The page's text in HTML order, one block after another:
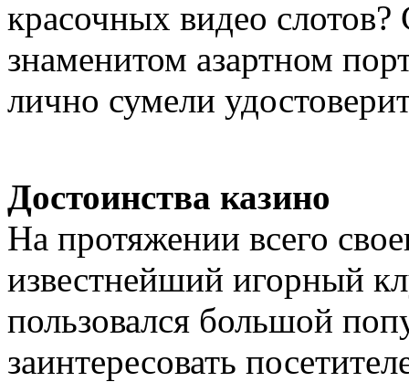
красочных видео
знаменитом азартном
лично сумели
Достоинства казино
На протяжении всего
известнейший игорный
пользовался большой
заинтересовать